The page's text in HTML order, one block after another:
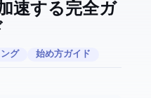
で開発を加速する完全ガ
グ 始め方ガイド